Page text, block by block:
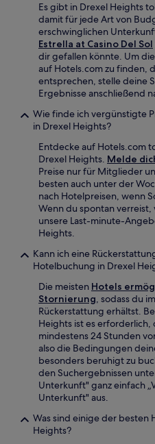
Es gibt in Drexel Heights
damit für jede Art von
erschwinglichen
Estrella at Casino Del Sol
dir gefallen könnte. Um
auf Hotels.com zu finden,
entsprechen, stelle deine
Ergebnisse anschließend
Wie finde ich vergünstigte
in Drexel Heights?
Entdecke auf Hotels.com
Drexel Heights. Melde
Preise nur für Mitglieder
besten auch unter der
nach Hotelpreisen, wenn
Wenn du spontan verreist,
unsere Last-minute-
Heights.
Kann ich eine
Hotelbuchung in Drexel
Die meisten Hotels
Stornierung, sodass du
Rückerstattung erhältst.
Heights ist es erforderlich,
mindestens 24 Stunden
also die Bedingungen
besonders beruhigt zu
den Suchergebnissen
Unterkunft" ganz einfach
Unterkunft" aus.
Was sind einige der besten
Heights?